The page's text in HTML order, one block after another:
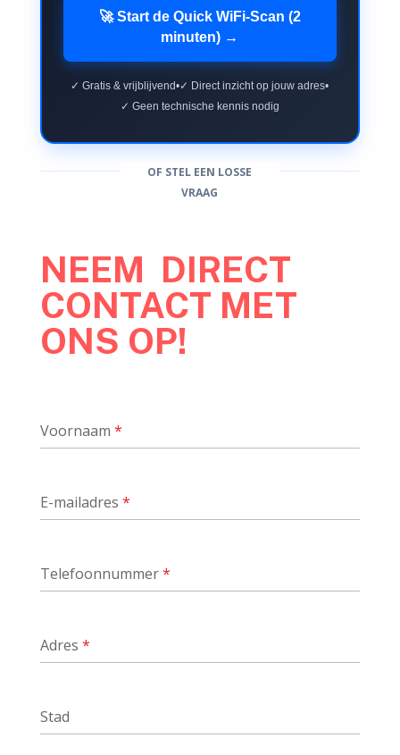
🚀 Start de Quick WiFi-Scan (2
minuten) →
✓ Gratis & vrijblijvend•✓ Direct inzicht op jouw adres•
✓ Geen technische kennis nodig
OF STEL EEN LOSSE
VRAAG
NEEM DIRECT
CONTACT MET
ONS OP!
Voornaam *
E-mailadres *
Telefoonnummer*
Adres *
Stad